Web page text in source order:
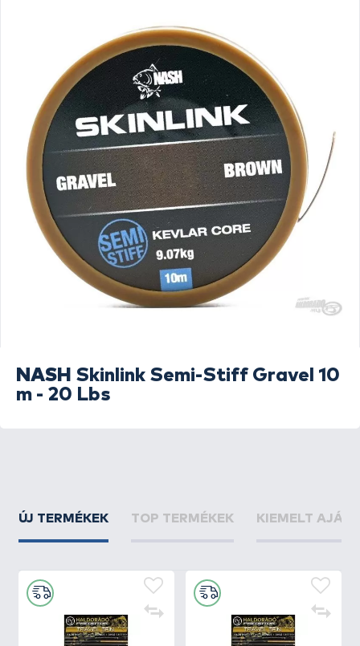
NASH Skinlink Semi-Stiff Gravel 10
m - 20 Lbs
ÚJ TERMÉKEK TOP TERMÉKEK KIEMELT